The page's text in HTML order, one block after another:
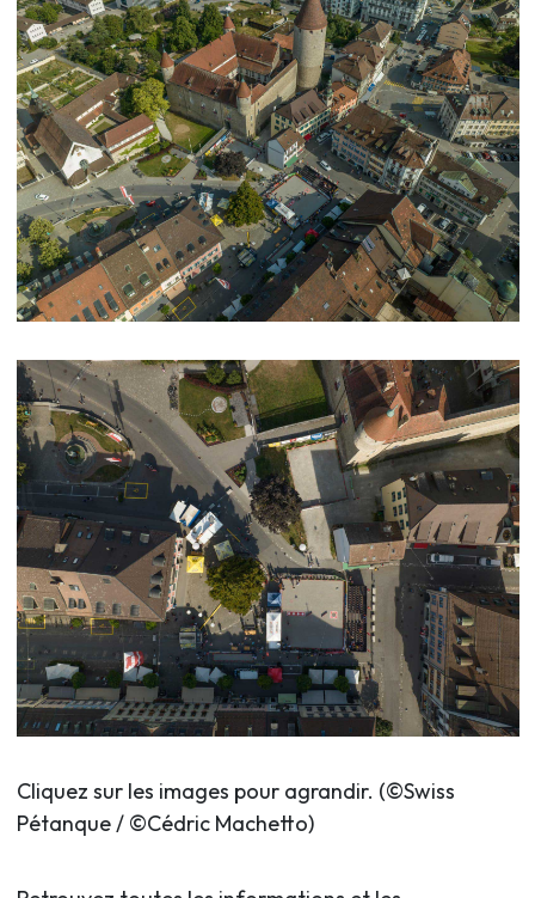
Cliquez sur les images pour agrandir. (©Swiss
Pétanque / ©Cédric Machetto)